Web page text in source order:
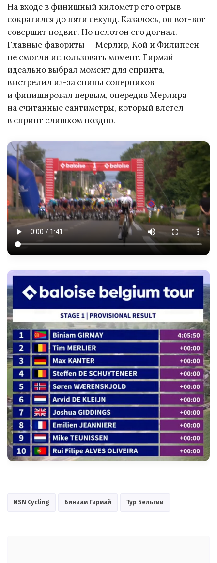
На входе в финишный километр его отрыв
сократился до пяти секунд. Казалось, он вот-вот
совершит подвиг. Но пелотон его догнал.
Главные фавориты — Мерлир, Кой и Филипсен —
не смогли использовать момент. Гирмай
идеально выбрал момент для спринта,
выстрелил из-за спины соперников
и финишировал первым, опередив Мерлира
на считанные сантиметры, который влетел
в спринт слишком поздно.
NSN Cycling Биниам Гирмай Тур Бельгии